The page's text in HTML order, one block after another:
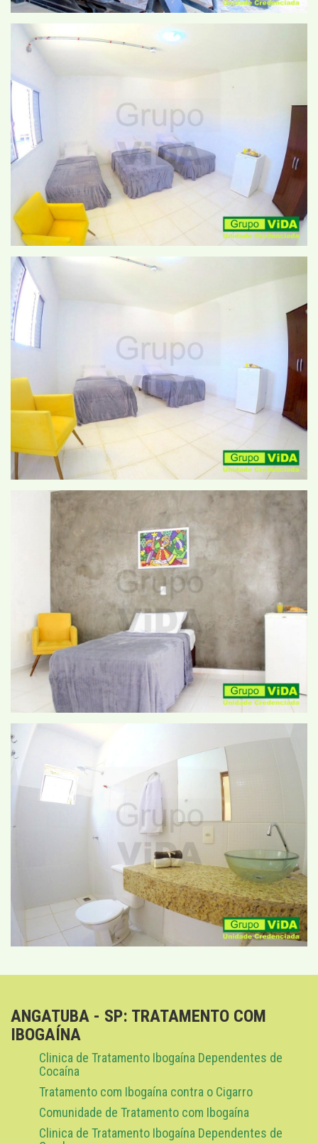
ANGATUBA - SP: TRATAMENTO COM
IBOGAÍNA
Clinica de Tratamento Ibogaína Dependentes de
Cocaína
Tratamento com Ibogaína contra o Cigarro
Comunidade de Tratamento com Ibogaína
Clinica de Tratamento Ibogaína Dependentes de